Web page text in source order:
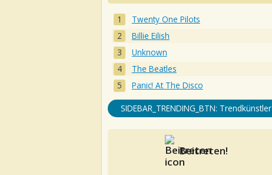
Twenty One Pilots
Billie Eilish
Unknown
The Beatles
Panic! At The Disco
SIDEBAR_TRENDING_BTN: Trendkünstler
Beitreten!